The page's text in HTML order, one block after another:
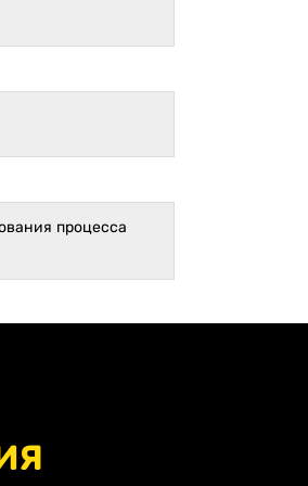
процесса